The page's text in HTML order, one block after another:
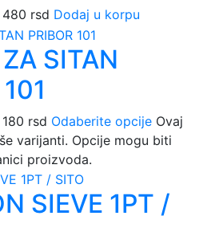
480 rsd Dodaj u korpu
SITAN
180 rsd Odaberite opcije Ovaj
varijanti. Opcije mogu biti
proizvoda.
SIEVE 1PT /